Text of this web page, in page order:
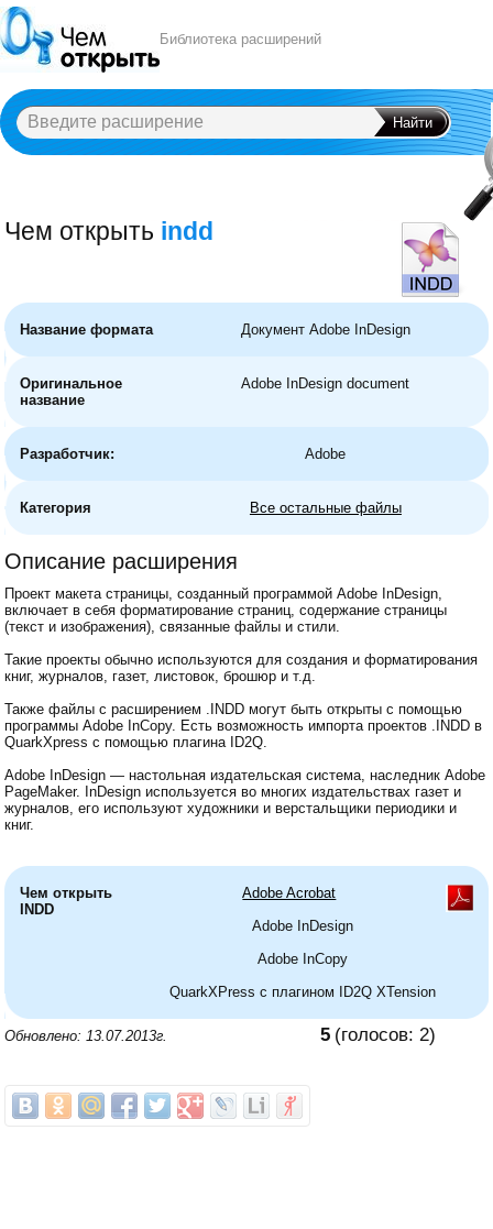
Библиотека расширений
A B C E G H I U V W X
Чем открыть indd
Название формата Документ Adobe InDesign
Оригинальное
название
Adobe InDesign document
Разработчик: Adobe
Категория Все остальные файлы
Описание расширения
Проект макета страницы, созданный программой Adobe InDesign,
включает в себя форматирование страниц, содержание страницы
(текст и изображения), связанные файлы и стили.
Такие проекты обычно используются для создания и форматирования
книг, журналов, газет, листовок, брошюр и т.д.
Также файлы с расширением .INDD могут быть открыты с помощью
программы Adobe InCopy. Есть возможность импорта проектов .INDD в
QuarkXpress с помощью плагина ID2Q.
Adobe InDesign — настольная издательская система, наследник Adobe
PageMaker. InDesign используется во многих издательствах газет и
журналов, его используют художники и верстальщики периодики и
книг.
Чем открыть
INDD
Adobe Acrobat
Adobe InDesign
Adobe InCopy
QuarkXPress с плагином ID2Q XTension
Обновлено: 13.07.2013г. 5 (голосов:2)